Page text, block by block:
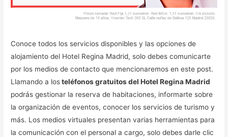
Conoce todos los servicios disponibles y las opciones de
alojamiento del Hotel Regina Madrid, solo debes comunicarte
por los medios de contacto que mencionaremos en este post.
Llamando a losteléfonos gratuitos del Hotel Regina Madrid
podrás gestionar la reserva de habitaciones, informarte sobre
la organización de eventos, conocer los servicios de turismo y
más. Los medios virtuales presentan varias herramientas para
la comunicación con el personal a cargo, solo debes darle clic